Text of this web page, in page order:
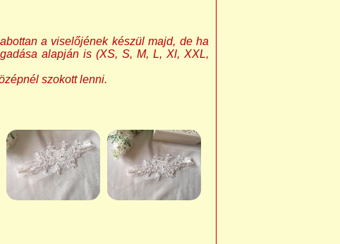
a viselőjének készül majd, de ha
alapján is (XS, S, M, L, Xl, XXL,
szokott lenni.